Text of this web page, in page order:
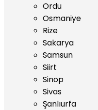
Ordu
Osmaniye
Rize
Sakarya
Samsun
Siirt
Sinop
Sivas
Şanlıurfa